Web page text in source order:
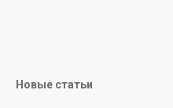
Новые статьи